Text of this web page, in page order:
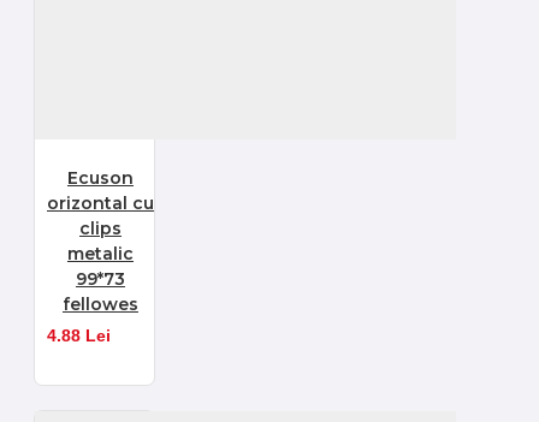
Ecuson
orizontal cu
clips
metalic
99*73
fellowes
4.88 Lei